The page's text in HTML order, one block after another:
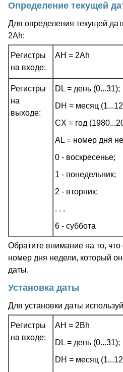
Определение текущей
Для определения текущей
2Ah:
Регистры
на входе:
AH = 2Ah
Регистры
на
выходе:
DL = день (0...31);
DH = месяц
CX = год
AL = номер дня
0 - воскресенье;
1 - понедельник;
2 - вторник;
. . .
6 - суббота
Обратите внимание на то,
номер дня недели, который
даты.
Установка даты
Для установки даты
Регистры
на входе:
AH = 2Bh
DL = день (0...31);
DH = месяц